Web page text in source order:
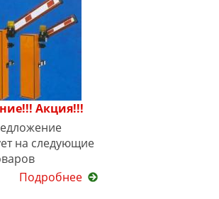
Акция!!!
на следующие
Подробнее